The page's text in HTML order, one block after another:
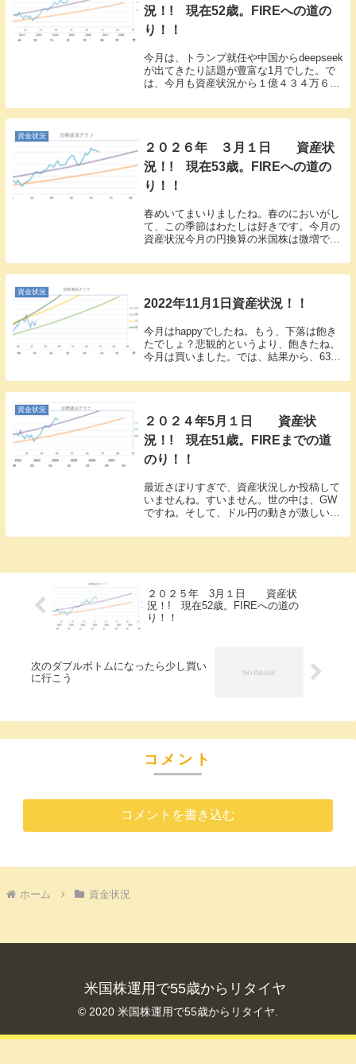
況！! 現在52歳。FIREへの道の
り！！
今月は、トランプ就任や中国からdeepseek
が出てきたり話題が豊富な1月でした。で
は、今月も資産状況から１億４３４万６７
８２円↓）でした。いろいろ話題あった割
にほぼ変化なしです。今月は、特定口座か
資金状況
２０２６年 ３月１日 資産状
況！! 現在53歳。FIREへの道の
り！！
春めいてまいりましたね。春のにおいがし
て、この季節はわたしは好きです。今月の
資産状況今月の円換算の米国株は微増でほ
す。１億１０４８万１９５３円（先月より
マイナス１９０万８８９１円 １．７％の
資金状況
2022年11月1日資産状況！！
今月はhappyでしたね。もう、下落は飽き
たでしょ？悲観的というより、飽きたね。
今月は買いました。では、結果から、6336
UP！！ ８．９５％のUP！！でした。相
場観って言うけど、長く相場見てるとな
資金状況
２０２４年5月１日 資産状
況！! 現在51歳。FIREまでの道
のり！！
最近さぼりすぎで、資産状況しか投稿して
いませんね。すいません。世の中は、GW
ですね。そして、ドル円の動きが激しいで
おとなしいほうが私は理想ですが、現在の
２０２５年 3月１日 資産状
況！! 現在52歳。FIREへの道の
り！！
次のダブルボトムになったら少し買い
に行こう
コメント
コメントを書き込む
ホーム 資金状況
米国株運用で55歳からリタイヤ
© 2020 米国株運用で55歳からリタイヤ.